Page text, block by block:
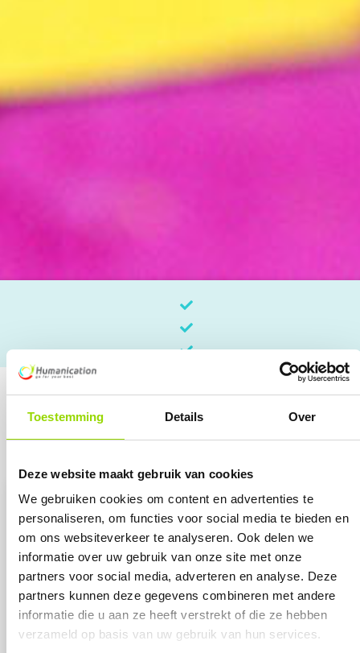
Toestemming Details Over
Deze website maakt gebruik van cookies
We gebruiken cookies om content en advertenties te
personaliseren, om functies voor social media te bieden en
om ons websiteverkeer te analyseren. Ook delen we
informatie over uw gebruik van onze site met onze
partners voor social media, adverteren en analyse. Deze
partners kunnen deze gegevens combineren met andere
informatie die u aan ze heeft verstrekt of die ze hebben
verzameld op basis van uw gebruik van hun services.
Register
Training *
Select All
Essence 5 days
Essence 3 days